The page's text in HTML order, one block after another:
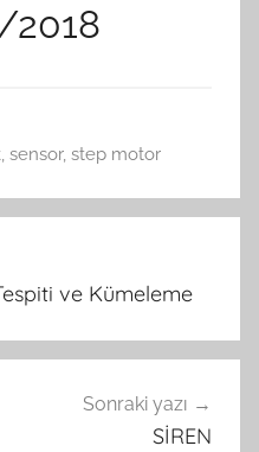
, sensor, step motor
ve Kümeleme
Sonraki yazı
SİREN